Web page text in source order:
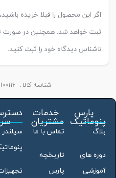
اگر این محصول را قبلا خریده
ثبت خواهد شد. همچنین در صورت
ناشناس دیدگاه خود را ثبت کنید.
شناسه کالا :
پارس
پنوماتیک
بلاگ
دوره های
آموزشی
خدمات
مشتریان
تماس با ما
تاریخچه
پارس
سیلندر